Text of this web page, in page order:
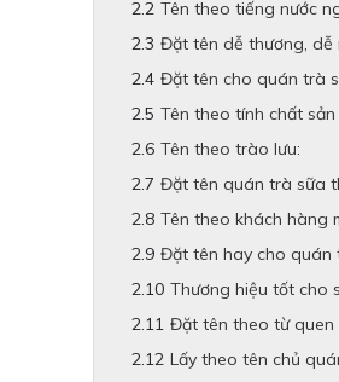
Tên theo tiếng nước
Đặt tên dễ thương, dễ
Đặt tên cho quán trà
Tên theo tính chất sản
Tên theo trào lưu:
Đặt tên quán trà sữa
Tên theo khách hàng
Đặt tên hay cho quán
Thương hiệu tốt cho
Đặt tên theo từ quen
Lấy theo tên chủ